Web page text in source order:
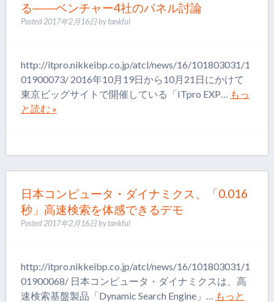
る――ベンチャー4社のパネル討論
Posted2017年2月16日bytankful
http://itpro.nikkeibp.co.jp/atcl/news/16/101803031/1
01900073/ 2016年10月19日から10月21日にかけて
東京ビッグサイトで開催している「ITpro EXP… もっ
と読む »
日本コンピュータ・ダイナミクス、「0.016
秒」高速検索を体感できるデモ
Posted2017年2月16日bytankful
http://itpro.nikkeibp.co.jp/atcl/news/16/101803031/1
01900068/ 日本コンピュータ・ダイナミクスは、高
速検索基盤製品「Dynamic Search Engine」…
もっと